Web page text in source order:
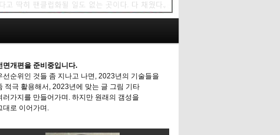
면개편을 준비중입니다.
선순위인 것들 좀 지나고 나면, 2023년의 기술들을
적극 활용해서, 2023년에 맞는 글 그림 기타
러가지를 만들어가며. 하지만 원래의 갬성을
대로 이어가며.